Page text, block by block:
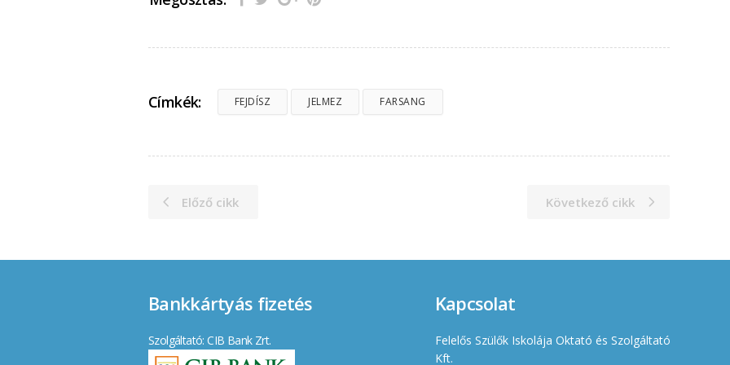
Címkék: FEJDÍSZ JELMEZ FARSANG
Előző cikk Következő cikk
Bankkártyás fizetés
Szolgáltató: CIB Bank Zrt.
Kapcsolat
Felelős Szülők Iskolája Oktató és Szolgáltató
Kft.